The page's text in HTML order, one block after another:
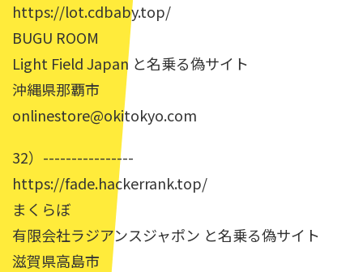
https://lot.cdbaby.top/
BUGU ROOM
Light Field Japan と名乗る偽サイト
沖縄県那覇市
onlinestore@okitokyo.com
32）----------------
https://fade.hackerrank.top/
まくらぼ
有限会社ラジアンスジャポン と名乗る偽サイト
滋賀県高島市